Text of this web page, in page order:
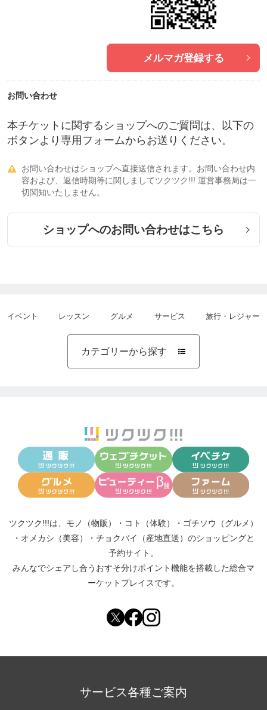
メルマガ登録する
お問い合わせ
本チケットに関するショップへのご質問は、以下の
ボタンより専用フォームからお送りください。

お問い合わせはショップへ直接送信されます。お問い合わせ内
容および、返信時期等に関しましてツクツク!!! 運営事務局は一
切関知いたしません。
ショップへのお問い合わせはこちら
イベント レッスン グルメ サービス 旅行・レジャー
カテゴリーから探す 
ツクツク!!!は、 モノ（物販） ・ コト（体験） ・ ゴチソウ（グルメ）
・ オメカシ（美容） ・ チョクバイ（産地直送） のショッピングと
予約サイト。
みんなでシェアし合う おすそ分けポイント機能を搭載した総合マ
ーケットプレイスです。
サービス各種ご案内